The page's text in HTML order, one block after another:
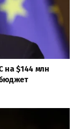
на $144 млн